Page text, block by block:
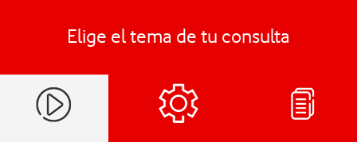
Elige el tema de tu consulta